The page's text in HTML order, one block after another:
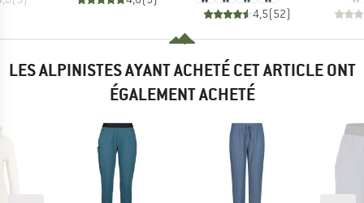
4,5(52)
LES ALPINISTES AYANT ACHETÉ CET ARTICLE ONT
ÉGALEMENT ACHETÉ